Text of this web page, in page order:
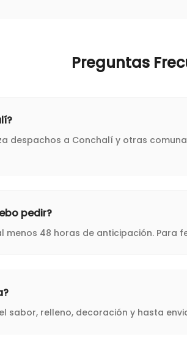
Preguntas
despachos a Conchalí y otras
pedir?
menos 48 horas de anticipación.
sabor, relleno, decoración y hasta